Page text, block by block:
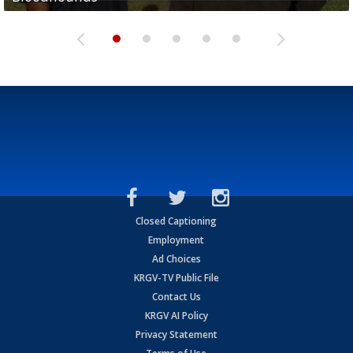
Closed Captioning
Employment
Ad Choices
KRGV-TV Public File
Contact Us
KRGV AI Policy
Privacy Statement